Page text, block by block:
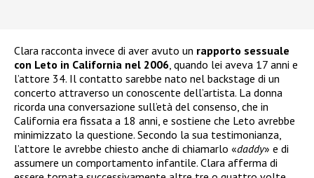
Clara racconta invece di aver avuto un rapporto sessuale
con Leto in California nel 2006, quando lei aveva 17 anni e
l’attore 34. Il contatto sarebbe nato nel backstage di un
concerto attraverso un conoscente dell’artista. La donna
ricorda una conversazione sull’età del consenso, che in
California era fissata a 18 anni, e sostiene che Leto avrebbe
minimizzato la questione. Secondo la sua testimonianza,
l’attore le avrebbe chiesto anche di chiamarlo «daddy» e di
assumere un comportamento infantile. Clara afferma di